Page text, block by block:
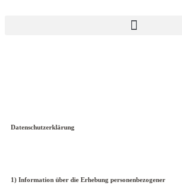
Datenschutzerklärung
1) Information über die Erhebung personenbezogener